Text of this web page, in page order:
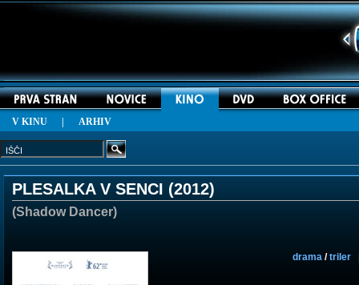
V KINU ARHIV
PLESALKA V SENCI (2012)
(Shadow Dancer)
drama /triler